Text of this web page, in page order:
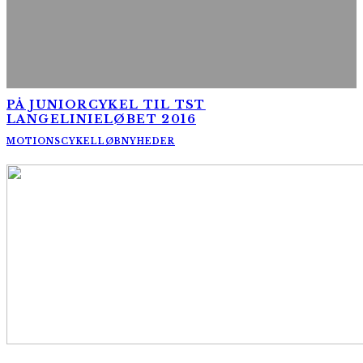
PÅ JUNIORCYKEL TIL TST
LANGELINIELØBET 2016
MOTIONSCYKELLØBNYHEDER